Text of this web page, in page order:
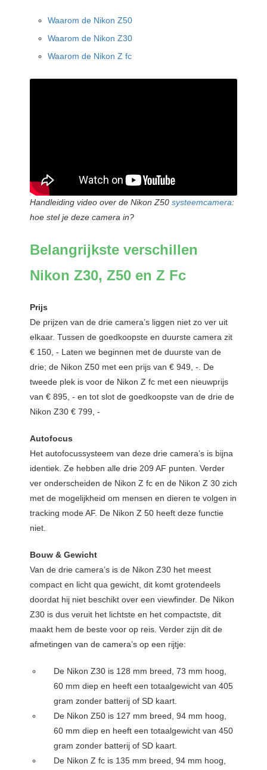
Waarom de Nikon Z50
Waarom de Nikon Z30
Waarom de Nikon Z fc
Handleiding video over de Nikon Z50 systeemcamera:
hoe stel je deze camera in?
Belangrijkste verschillen
Nikon Z30, Z50 en Z Fc
Prijs
De prijzen van de drie camera’s liggen niet zo ver uit
elkaar. Tussen de goedkoopste en duurste camera zit
€ 150, - Laten we beginnen met de duurste van de
drie; de Nikon Z50 met een prijs van € 949, -. De
tweede plek is voor de Nikon Z fc met een nieuwprijs
van € 895, - en tot slot de goedkoopste van de drie de
Nikon Z30 € 799, -
Autofocus
Het autofocussysteem van deze drie camera’s is bijna
identiek. Ze hebben alle drie 209 AF punten. Verder
ver onderscheiden de Nikon Z fc en de Nikon Z 30 zich
met de mogelijkheid om mensen en dieren te volgen in
tracking mode AF. De Nikon Z 50 heeft deze functie
niet.
Bouw & Gewicht
Van de drie camera’s is de Nikon Z30 het meest
compact en licht qua gewicht, dit komt grotendeels
doordat hij niet beschikt over een viewfinder. De Nikon
Z30 is dus veruit het lichtste en het compactste, dit
maakt hem de beste voor op reis. Verder zijn dit de
afmetingen van de camera’s op een rijtje:
De Nikon Z30 is 128 mm breed, 73 mm hoog,
60 mm diep en heeft een totaalgewicht van 405
gram zonder batterij of SD kaart.
De Nikon Z50 is 127 mm breed, 94 mm hoog,
60 mm diep en heeft een totaalgewicht van 450
gram zonder batterij of SD kaart.
De Nikon Z fc is 135 mm breed, 94 mm hoog,